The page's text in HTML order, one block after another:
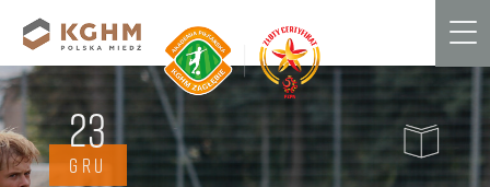
23
GRU